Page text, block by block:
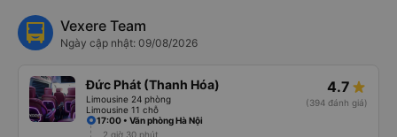
Vexere Team
Ngày cập nhật: 09/08/2026
Đức Phát (Thanh Hóa)
Limousine 24 phòng
Limousine 11 chỗ
4.7
(394 đánh giá)
17:00 • Văn phòng Hà Nội
2 giờ 30 phút